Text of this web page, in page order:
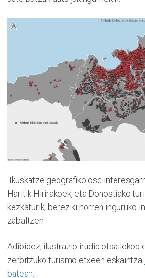
Ikuskatze geografiko oso
Haritik Hirirakoek, eta Donostiako
kezkaturik, bereziki horren inguruko
zabaltzen.
Adibidez, ilustrazio irudia otsailekoa
zerbitzuko turismo etxeen eskaintza
batean.